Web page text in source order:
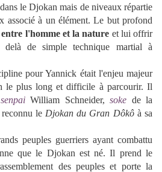
le Djokan mais de niveaux répartie
associé à un élément. Le but profond
l'homme et la nature et lui offrir
de simple technique martial à
pour Yannick était l'enjeu majeur
le plus long et difficile à parcourir. Il
senpaiWilliam Schneider,soke de la
le Djokan du Gran Dôkôà sa
peuples guerriers ayant combattu
que le Djokan est né. Il prend le
des peuples et porte la